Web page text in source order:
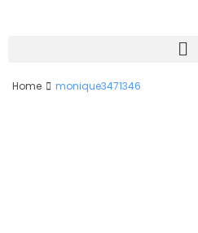
Home monique3471346